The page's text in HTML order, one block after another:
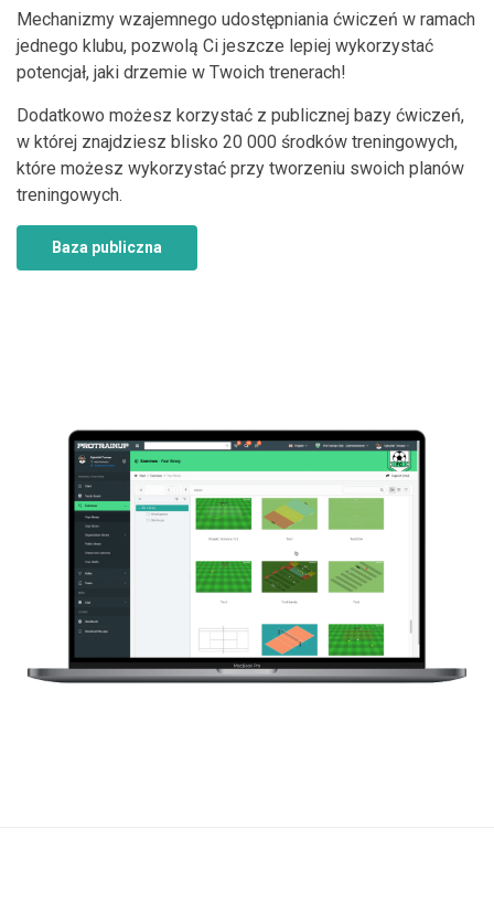
Mechanizmy wzajemnego udostępniania ćwiczeń w ramach
jednego klubu, pozwolą Ci jeszcze lepiej wykorzystać
potencjał, jaki drzemie w Twoich trenerach!
Dodatkowo możesz korzystać z publicznej bazy ćwiczeń,
w której znajdziesz blisko 20 000 środków treningowych,
które możesz wykorzystać przy tworzeniu swoich planów
treningowych.
Baza publiczna